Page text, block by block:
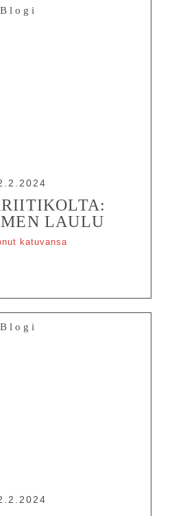
Blogi
LAULU
katuvansa
Blogi